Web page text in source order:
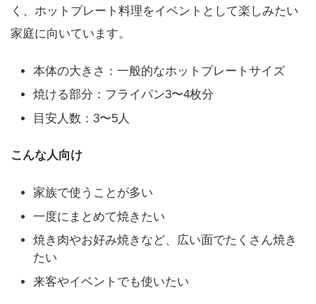
く、ホットプレート料理をイベントとして楽しみたい
家庭に向いています。
本体の大きさ：一般的なホットプレートサイズ
焼ける部分：フライパン3〜4枚分
目安人数：3〜5人
こんな人向け
家族で使うことが多い
一度にまとめて焼きたい
焼き肉やお好み焼きなど、広い面でたくさん焼き
たい
来客やイベントでも使いたい